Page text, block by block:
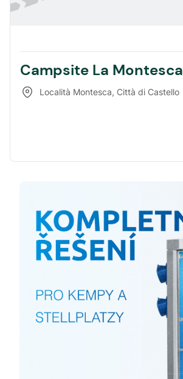
Campsite La Montesca
Località Montesca, Città di Castello